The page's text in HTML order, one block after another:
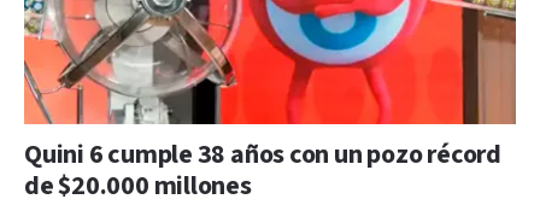
Quini 6 cumple 38 años con un pozo récord
de $20.000 millones